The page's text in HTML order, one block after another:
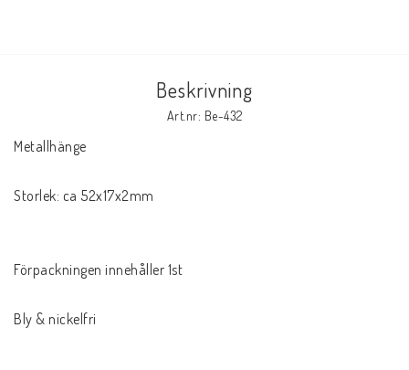
Beskrivning
Art.nr: Be-432
Metallhänge
Storlek: ca 52x17x2mm
Förpackningen innehåller 1st
Bly & nickelfri